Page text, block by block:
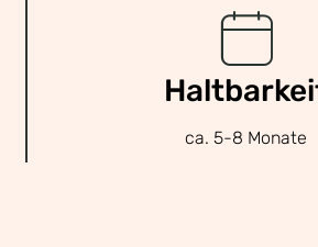
ca. 5-8 Monate